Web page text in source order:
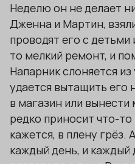
Неделю он не делает
Дженна и Мартин,
проводят его с
то мелкий ремонт, и
Напарник слоняется
удается вытащить его
в магазин или
редко приносит что-
кажется, в плену грёз.
каждый день, и каждый